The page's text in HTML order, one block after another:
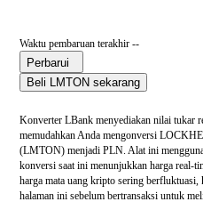
Waktu pembaruan terakhir --
Perbarui
Beli LMTON sekarang
Konverter LBank menyediakan nilai tukar
memudahkan Anda mengonversi
(LMTON) menjadi PLN. Alat ini
konversi saat ini menunjukkan harga real-
harga mata uang kripto sering
halaman ini sebelum bertransaksi untuk